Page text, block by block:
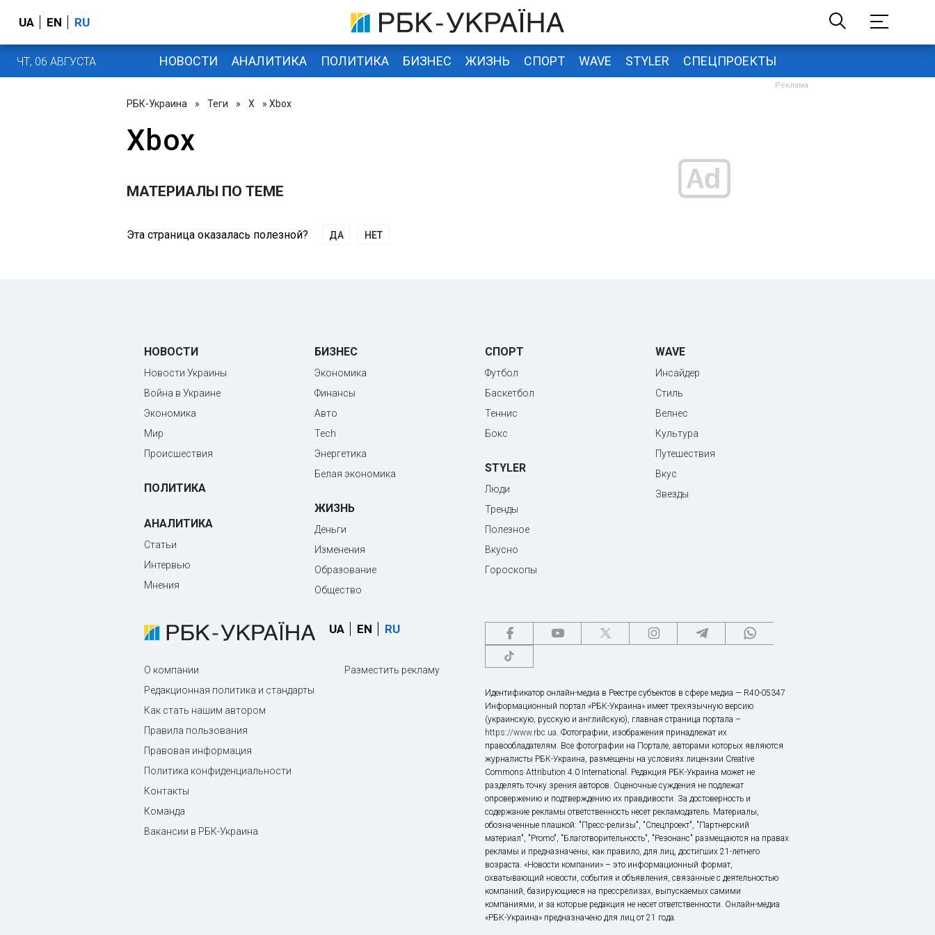
UA EN RU
ЧТ, 06 АВГУСТА НОВОСТИ АНАЛИТИКА ПОЛИТИКА БИЗНЕС ЖИЗНЬ СПОРТ WAVE STYLER СПЕЦПРОЕКТЫ
РБК-Украина » Теги » X » Xbox
Xbox
МАТЕРИАЛЫ ПО ТЕМЕ
Эта страница оказалась полезной? ДА НЕТ
НОВОСТИ
Новости Украины
Война в Украине
Экономика
Мир
Происшествия
ПОЛИТИКА
АНАЛИТИКА
Статьи
Интервью
Мнения
БИЗНЕС
Экономика
Финансы
Авто
Tech
Энергетика
Белая экономика
ЖИЗНЬ
Деньги
Изменения
Образование
Общество
СПОРТ
Футбол
Баскетбол
Теннис
Бокс
STYLER
Люди
Тренды
Полезное
Вкусно
Гороскопы
WAVE
Инсайдер
Стиль
Велнес
Культура
Путешествия
Вкус
Звезды
UA EN RU
О компании
Редакционная политика и стандарты
Как стать нашим автором
Правила пользования
Правовая информация
Политика конфиденциальности
Контакты
Команда
Вакансии в РБК-Украина
Разместить рекламу
Идентификатор онлайн-медиа в Реестре субъектов в сфере медиа — R40-05347
Информационный портал «РБК-Украина» имеет трехязычную версию
(украинскую, русскую и английскую), главная страница портала –
https://www.rbc.ua. Фотографии, изображения принадлежат их
правообладателям. Все фотографии на Портале, авторами которых являются
журналисты РБК-Украина, размещены на условиях лицензии Creative
Commons Attribution 4.0 International. Редакция РБК-Украина может не
разделять точку зрения авторов. Оценочные суждения не подлежат
опровержению и подтверждению их правдивости. За достоверность и
содержание рекламы ответственность несет рекламодатель. Материалы,
обозначенные плашкой: "Пресс-релизы", "Спецпроект", "Партнерский
материал", "Promo", "Благотворительность", "Резонанс" размещаются на правах
рекламы и предназначены, как правило, для лиц, достигших 21-летнего
возраста. «Новости компании» – это информационный формат,
охватывающий новости, события и объявления, связанные с деятельностью
компаний, базирующиеся на прессрелизах, выпускаемых самими
компаниями, и за которые редакция не несет ответственности. Онлайн-медиа
«РБК-Украина» предназначено для лиц от 21 года.